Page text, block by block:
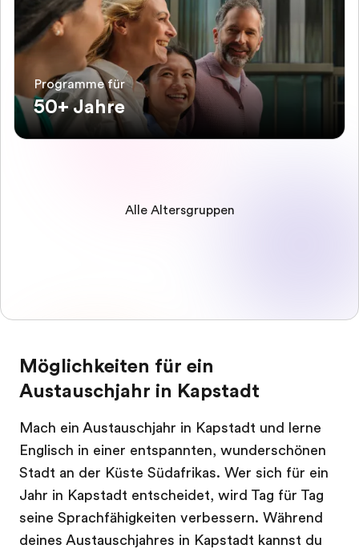
Programme für
50+ Jahre
Alle Altersgruppen
Möglichkeiten für ein
Austauschjahr in Kapstadt
Mach ein Austauschjahr in Kapstadt und lerne
Englisch in einer entspannten, wunderschönen
Stadt an der Küste Südafrikas. Wer sich für ein
Jahr in Kapstadt entscheidet, wird Tag für Tag
seine Sprachfähigkeiten verbessern. Während
deines Austauschjahres in Kapstadt kannst du